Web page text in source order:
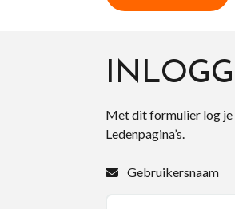
Met dit formulier log je
Ledenpagina’s.
Gebruikersnaam